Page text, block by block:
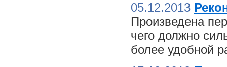
05.12.2013
Произведена
чего должно
более удобной